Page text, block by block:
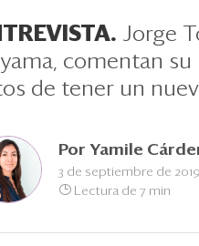
Jorge
comentan
de tener un
Por Yamile
3 de septiembre de 2019
Lectura de 7 min